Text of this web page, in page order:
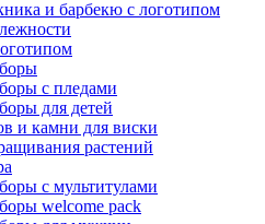
и барбекю с логотипом
с пледами
для детей
и камни для виски
растений
с мультитулами
welcome pack